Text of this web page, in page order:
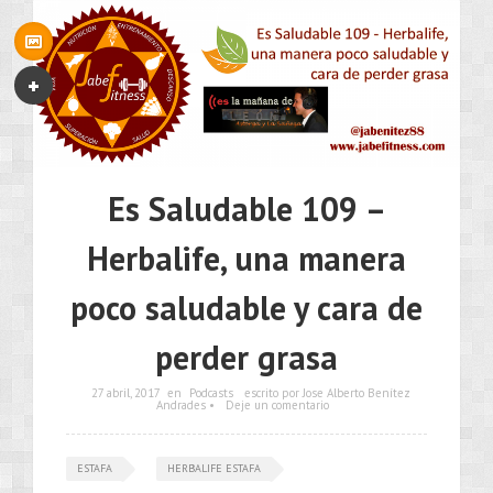
Es Saludable 109 –
Herbalife, una manera
poco saludable y cara de
perder grasa
27 abril, 2017 en Podcasts escrito por Jose Alberto Benítez
Andrades • Deje un comentario
ESTAFA HERBALIFE ESTAFA